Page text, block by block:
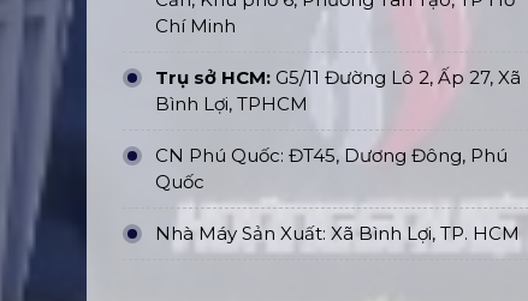
Chí Minh
Trụ sở HCM: G5/11 Đường Lô 2, Ấp 27, Xã
Bình Lợi, TPHCM
CN Phú Quốc: ĐT45, Dương Đông, Phú
Quốc
Nhà Máy Sản Xuất: Xã Bình Lợi, TP. HCM